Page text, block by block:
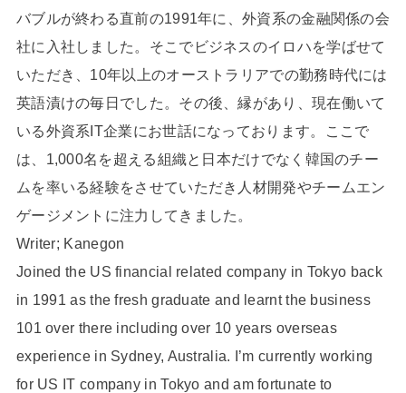
バブルが終わる直前の1991年に、外資系の金融関係の会
社に入社しました。そこでビジネスのイロハを学ばせて
いただき、10年以上のオーストラリアでの勤務時代には
英語漬けの毎日でした。その後、縁があり、現在働いて
いる外資系IT企業にお世話になっております。ここで
は、1,000名を超える組織と日本だけでなく韓国のチー
ムを率いる経験をさせていただき人材開発やチームエン
ゲージメントに注力してきました。
Writer; Kanegon
Joined the US financial related company in Tokyo back
in 1991 as the fresh graduate and learnt the business
101 over there including over 10 years overseas
experience in Sydney, Australia. I’m currently working
for US IT company in Tokyo and am fortunate to